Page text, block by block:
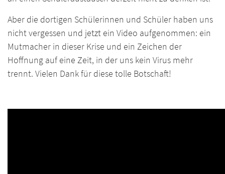
Aber die dortigen Schülerinnen und Schüler haben uns
nicht vergessen und jetzt ein Video aufgenommen: ein
Mutmacher in dieser Krise und ein Zeichen der
Hoffnung auf eine Zeit, in der uns kein Virus mehr
trennt. Vielen Dank für diese tolle Botschaft!